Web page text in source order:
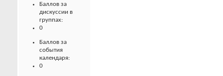
Баллов за
дискуссии в
группах:
0
Баллов за
события
календаря:
0